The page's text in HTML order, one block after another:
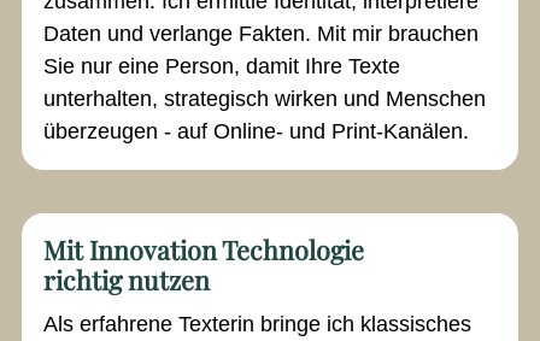
Daten und verlange Fakten. Mit mir brauchen
Sie nur eine Person, damit Ihre Texte
unterhalten, strategisch wirken und Menschen
überzeugen - auf Online- und Print-Kanälen.
Mit Innovation Technologie
richtig nutzen
Als erfahrene Texterin bringe ich klassisches